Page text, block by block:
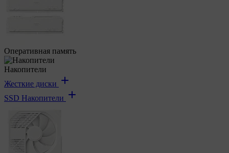
Оперативная память
Накопители
Жесткие диски
SSD Накопители